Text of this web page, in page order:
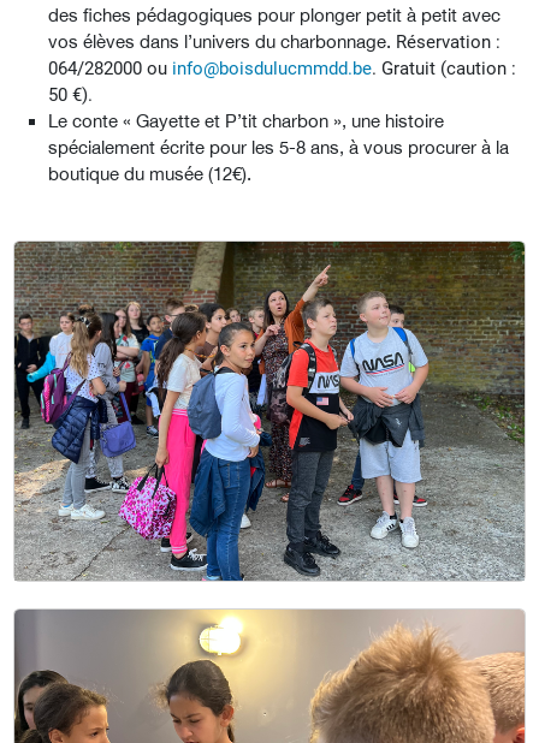
des fiches pédagogiques pour plonger petit à petit avec
vos élèves dans l’univers du charbonnage. Réservation :
064/282000 ou info@boisdulucmmdd.be. Gratuit (caution :
50 €).
Le conte « Gayette et P’tit charbon », une histoire
spécialement écrite pour les 5-8 ans, à vous procurer à la
boutique du musée (12€).